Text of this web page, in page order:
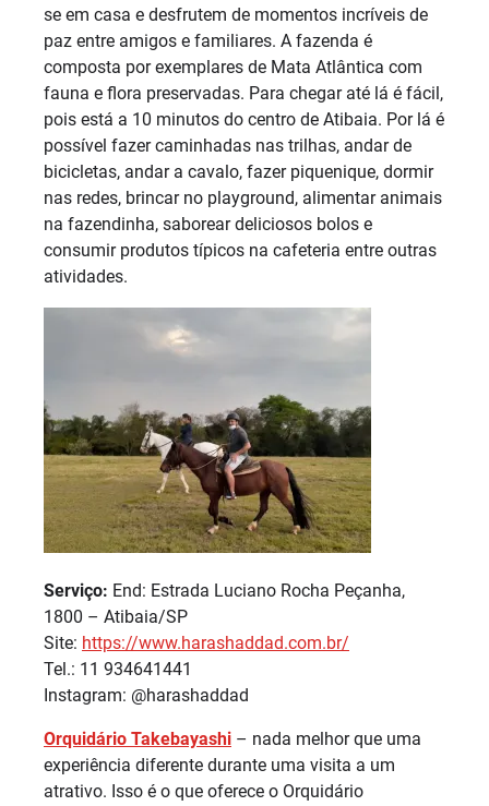
se em casa e desfrutem de momentos incríveis de
paz entre amigos e familiares. A fazenda é
composta por exemplares de Mata Atlântica com
fauna e flora preservadas. Para chegar até lá é fácil,
pois está a 10 minutos do centro de Atibaia. Por lá é
possível fazer caminhadas nas trilhas, andar de
bicicletas, andar a cavalo, fazer piquenique, dormir
nas redes, brincar no playground, alimentar animais
na fazendinha, saborear deliciosos bolos e
consumir produtos típicos na cafeteria entre outras
atividades.
Serviço: End: Estrada Luciano Rocha Peçanha,
1800 – Atibaia/SP
Site: https://www.harashaddad.com.br/
Tel.: 11 934641441
Instagram: @harashaddad
Orquidário Takebayashi – nada melhor que uma
experiência diferente durante uma visita a um
atrativo. Isso é o que oferece o Orquidário